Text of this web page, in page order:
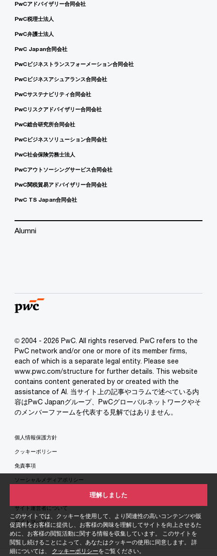
このサイトでは、クッキーを使用して、より関連性の高いコンテンツや販
促資料をお客様に提供し、お客様の興味を理解してサイトを向上させるた
めに、お客様の閲覧活動に関する情報を収集しています。 このサイトを
閲覧し続けることによって、あなたはクッキーの使用に同意します。 詳
細については、 クッキーポリシーをご覧ください。
理解しました
PwCアドバイザリー合同会社
PwC税理士法人
PwC弁護士法人
PwC Japan合同会社
PwCビジネストランスフォーメーション合同会社
PwCビジネスアシュアランス合同会社
PwCサステナビリティ合同会社
PwCリスクアドバイザリー合同会社
PwC総合研究所合同会社
PwCビジネスソリューション合同会社
PwC社会保険労務士法人
PwCアウトソーシングサービス合同会社
PwC関税貿易アドバイザリー合同会社
PwC TS Japan合同会社
Alumni
© 2004 - 2026 PwC. All rights reserved. PwC refers to the
PwC network and/or one or more of its member firms,
each of which is a separate legal entity. Please see
www.pwc.com/structure for further details. This website
contains content generated by or created with the
assistance of AI. 当サイト上の記事やコラムで述べている内
容はPwC Japanグループ、PwCグローバルネットワークやそ
のメンバーファームを代表する見解ではありません。
個人情報保護方針
クッキーポリシー
免責事項
ソーシャルメディアポリシー
サイト運営者について
サイトマップ